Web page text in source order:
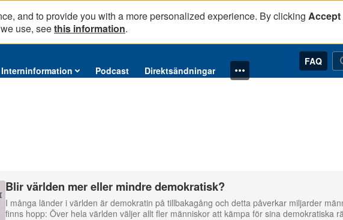
and to provide you with a more personalized experience. By clicking Accept
use, seethis information.
Interninformation Podcast Direktsändningar
FAQ
Blir världen mer eller mindre demokratisk?
I många länder i världen är demokratin på tillbakagång och detta påverkar miljarder
finns hopp: Över hela världen väljer allt fler människor att kämpa för sina demokratiska